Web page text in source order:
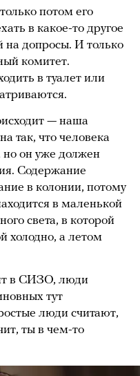
потом его
в какое-то другое
допросы. И только
комитет.
в туалет или
— наша
так, что человека
он уже должен
Содержание
в колонии, потому
в маленькой
света, в которой
холодно, а летом
в СИЗО, люди
тут
люди считают,
ты в чем-то